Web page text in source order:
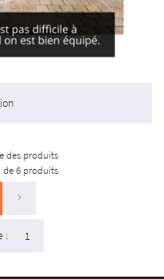
des produits
de 6produits
: